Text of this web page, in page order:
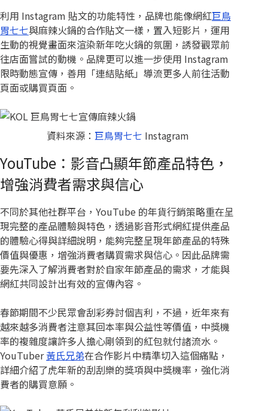
利用 Instagram 貼文的功能特性，品牌也能像網紅巨鳥
胃七七與麻辣火鍋的合作貼文一樣，置入短影片，運用
生動的視覺畫面來渲染新年吃火鍋的氛圍，誘發觀眾前
往店面嘗試的動機。品牌更可以進一步使用 Instagram
限時動態宣傳，善用「連結貼紙」導流更多人前往活動
頁面或購買頁面。
資料來源：巨鳥胃七七 Instagram
YouTube：影音凸顯年節產品特色，
增強消費者需求與信心
不同於其他社群平台，YouTube 的年貨行銷策略重在呈
現完整的產品體驗與特色，透過影音形式網紅提供產品
的體驗心得與詳細說明，能夠完整呈現年節產品的特殊
價值與優惠，增強消費者購買需求與信心。因此品牌需
要先深入了解消費者對於自家年節產品的需求，才能與
網紅共同設計出有效的宣傳內容。
春節期間不少民眾會刮彩券討個吉利，不過，近年來有
越來越多消費者注意其回本率與公益性等價值，中獎機
率的複雜度讓許多人擔心剛領到的紅包就付諸流水。
YouTuber黃氏兄弟在合作影片中精準切入這個痛點，
詳細介紹了虎年新的刮刮樂的獎項與中獎機率，強化消
費者的購買意願。